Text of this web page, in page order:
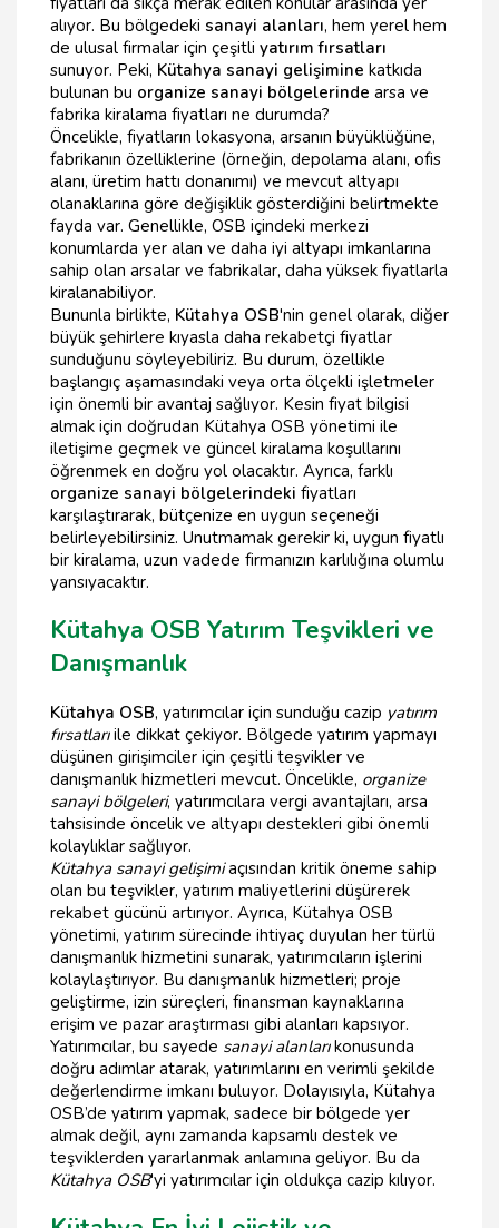
alıyor. Bu bölgedeki sanayi alanları, hem yerel hem
de ulusal firmalar için çeşitli yatırım fırsatları
sunuyor. Peki, Kütahya sanayi gelişimine katkıda
bulunan bu organize sanayi bölgelerinde arsa ve
fabrika kiralama fiyatları ne durumda?
Öncelikle, fiyatların lokasyona, arsanın büyüklüğüne,
fabrikanın özelliklerine (örneğin, depolama alanı, ofis
alanı, üretim hattı donanımı) ve mevcut altyapı
olanaklarına göre değişiklik gösterdiğini belirtmekte
fayda var. Genellikle, OSB içindeki merkezi
konumlarda yer alan ve daha iyi altyapı imkanlarına
sahip olan arsalar ve fabrikalar, daha yüksek fiyatlarla
kiralanabiliyor.
Bununla birlikte, Kütahya OSB'nin genel olarak, diğer
büyük şehirlere kıyasla daha rekabetçi fiyatlar
sunduğunu söyleyebiliriz. Bu durum, özellikle
başlangıç aşamasındaki veya orta ölçekli işletmeler
için önemli bir avantaj sağlıyor. Kesin fiyat bilgisi
almak için doğrudan Kütahya OSB yönetimi ile
iletişime geçmek ve güncel kiralama koşullarını
öğrenmek en doğru yol olacaktır. Ayrıca, farklı
organize sanayi bölgelerindeki fiyatları
karşılaştırarak, bütçenize en uygun seçeneği
belirleyebilirsiniz. Unutmamak gerekir ki, uygun fiyatlı
bir kiralama, uzun vadede firmanızın karlılığına olumlu
yansıyacaktır.
Kütahya OSB Yatırım Teşvikleri ve
Danışmanlık
Kütahya OSB, yatırımcılar için sunduğu cazip yatırım
fırsatlarıile dikkat çekiyor. Bölgede yatırım yapmayı
düşünen girişimciler için çeşitli teşvikler ve
danışmanlık hizmetleri mevcut. Öncelikle, organize
sanayi bölgeleri, yatırımcılara vergi avantajları, arsa
tahsisinde öncelik ve altyapı destekleri gibi önemli
kolaylıklar sağlıyor.
Kütahya sanayi gelişimiaçısından kritik öneme sahip
olan bu teşvikler, yatırım maliyetlerini düşürerek
rekabet gücünü artırıyor. Ayrıca, Kütahya OSB
yönetimi, yatırım sürecinde ihtiyaç duyulan her türlü
danışmanlık hizmetini sunarak, yatırımcıların işlerini
kolaylaştırıyor. Bu danışmanlık hizmetleri; proje
geliştirme, izin süreçleri, finansman kaynaklarına
erişim ve pazar araştırması gibi alanları kapsıyor.
Yatırımcılar, bu sayede sanayi alanlarıkonusunda
doğru adımlar atarak, yatırımlarını en verimli şekilde
değerlendirme imkanı buluyor. Dolayısıyla, Kütahya
OSB’de yatırım yapmak, sadece bir bölgede yer
almak değil, aynı zamanda kapsamlı destek ve
teşviklerden yararlanmak anlamına geliyor. Bu da
Kütahya OSB'yi yatırımcılar için oldukça cazip kılıyor.